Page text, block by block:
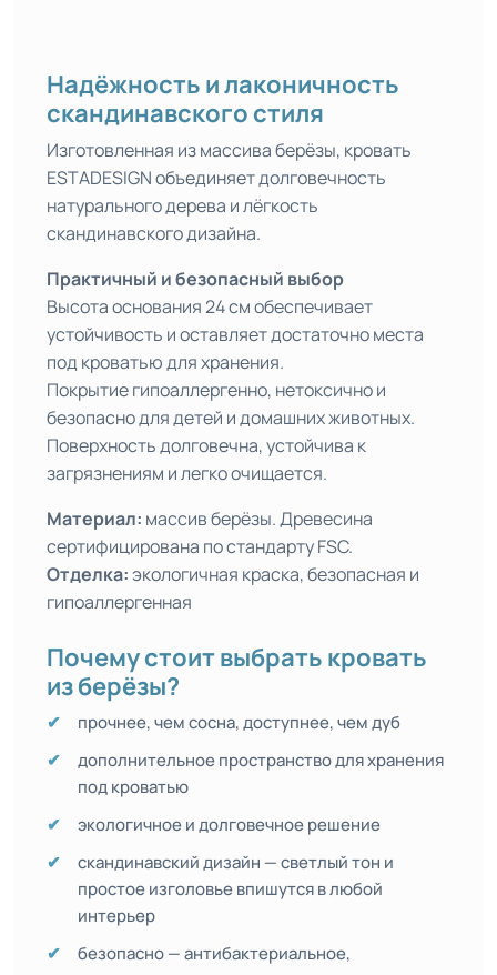
Надёжность и лаконичность
скандинавского стиля
Изготовленная из массива берёзы, кровать
ESTADESIGN объединяет долговечность
натурального дерева и лёгкость
скандинавского дизайна.
Практичный и безопасный выбор
Высота основания 24 см обеспечивает
устойчивость и оставляет достаточно места
под кроватью для хранения.
Покрытие гипоаллергенно, нетоксично и
безопасно для детей и домашних животных.
Поверхность долговечна, устойчива к
загрязнениям и легко очищается.
Материал: массив берёзы. Древесина
сертифицирована по стандарту FSC.
Отделка:экологичная краска, безопасная и
гипоаллергенная
Почему стоит выбрать кровать
из берёзы?
прочнее, чем сосна, доступнее, чем дуб
дополнительное пространство для хранения
под кроватью
экологичное и долговечное решение
скандинавский дизайн — светлый тон и
простое изголовье впишутся в любой
интерьер
безопасно — антибактериальное,